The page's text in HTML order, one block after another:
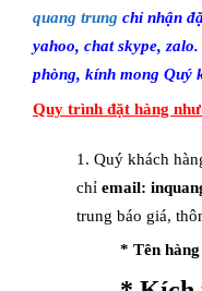
quang trung chỉ nhận
yahoo, chat skype,
phòng, kính mong Quý
Quy trình đặt hàng như
1. Quý khách
chỉ email:
trung báo giá,
* Tên hàng